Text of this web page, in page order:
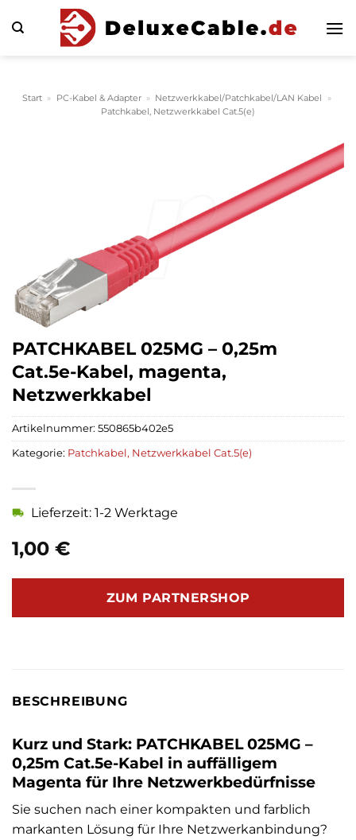
Inhalt
Start » PC-Kabel & Adapter » Netzwerkkabel/Patchkabel/LAN Kabel
»
Patchkabel, Netzwerkkabel Cat.5(e)
PATCHKABEL 025MG – 0,25m
Cat.5e-Kabel, magenta,
Netzwerkkabel
1,00 €
Lieferzeit: 1-2 Werktage
ZUM PARTNERSHOP
Artikelnummer: 550865b402e5
Kategorie: Patchkabel, Netzwerkkabel Cat.5(e)
BESCHREIBUNG
Kurz und Stark: PATCHKABEL 025MG –
0,25m Cat.5e-Kabel in auffälligem
Magenta für Ihre Netzwerkbedürfnisse
Sie suchen nach einer kompakten und farblich
markanten Lösung für Ihre Netzwerkanbindung?